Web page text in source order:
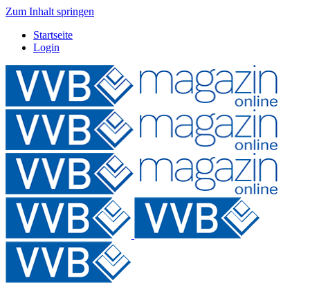
Zum Inhalt springen
Startseite
Login